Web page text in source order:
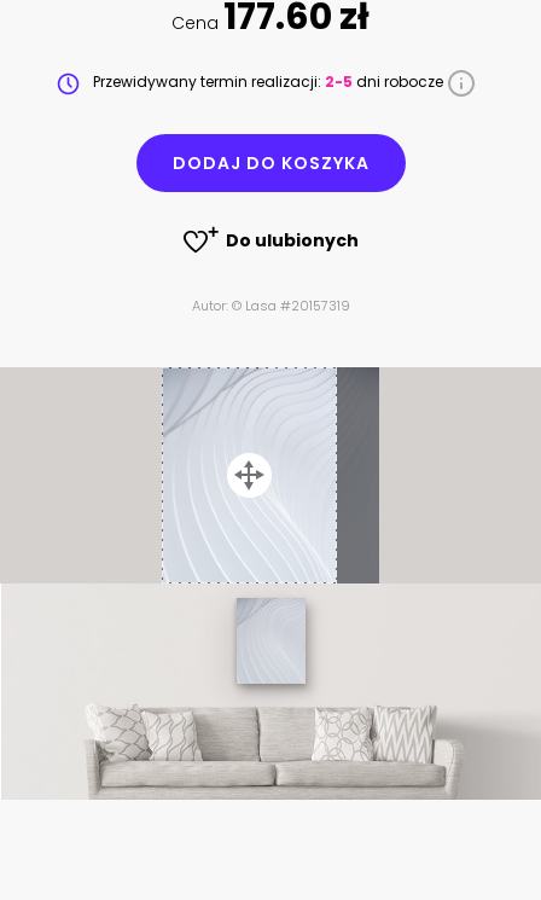
Cena 177.60 zł
Przewidywany termin realizacji: 2-5 dni robocze
DODAJ DO KOSZYKA
Do ulubionych
Autor: © Lasa #20157319